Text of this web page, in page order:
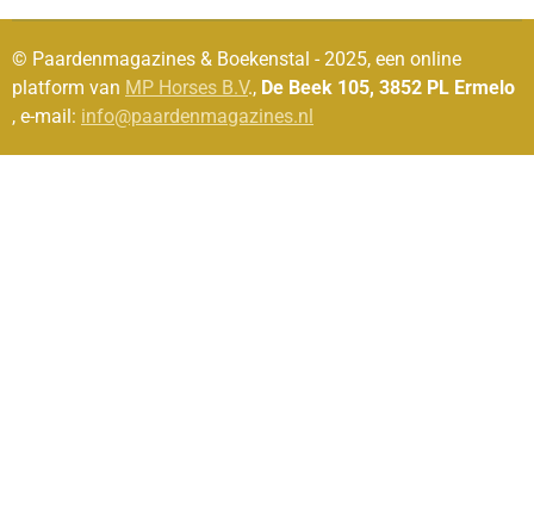
© Paardenmagazines & Boekenstal - 2025, een online
platform van MP Horses B.V., De Beek 105, 3852 PL Ermelo
, e-mail: info@paardenmagazines.nl